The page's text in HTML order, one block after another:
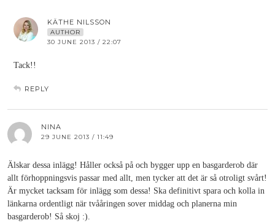
KÄTHE NILSSON
AUTHOR
30 JUNE 2013 / 22:07
Tack!!
REPLY
NINA
29 JUNE 2013 / 11:49
Älskar dessa inlägg! Håller också på och bygger upp en basgarderob där
allt förhoppningsvis passar med allt, men tycker att det är så otroligt svårt!
Är mycket tacksam för inlägg som dessa! Ska definitivt spara och kolla in
länkarna ordentligt när tvååringen sover middag och planerna min
basgarderob! Så skoj :).